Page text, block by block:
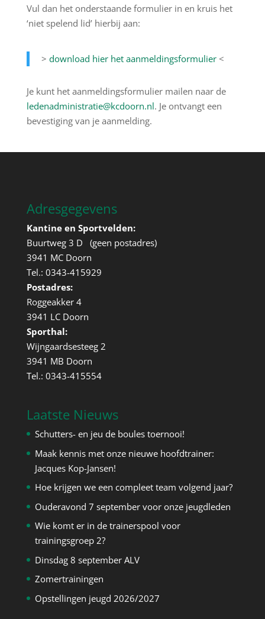
Vul dan het onderstaande formulier in en kruis het
‘niet spelend lid’ hierbij aan:
> download hier het aanmeldingsformulier<
Je kunt het aanmeldingsformulier mailen naar de
ledenadministratie@kcdoorn.nl. Je ontvangt een
bevestiging van je aanmelding.
Adresgegevens
Kantine en Sportvelden:
Buurtweg 3 D (geen postadres)
3941 MC Doorn
Tel.: 0343-415929
Postadres:
Roggeakker 4
3941 LC Doorn
Sporthal:
Wijngaardsesteeg 2
3941 MB Doorn
Tel.: 0343-415554
Laatste Nieuws
Schutters- en jeu de boules toernooi!
Maak kennis met onze nieuwe hoofdtrainer:
Jacques Kop-Jansen!
Hoe krijgen we een compleet team volgend jaar?
Ouderavond 7 september voor onze jeugdleden
Wie komt er in de trainerspool voor
trainingsgroep 2?
Dinsdag 8 september ALV
Zomertrainingen
Opstellingen jeugd 2026/2027